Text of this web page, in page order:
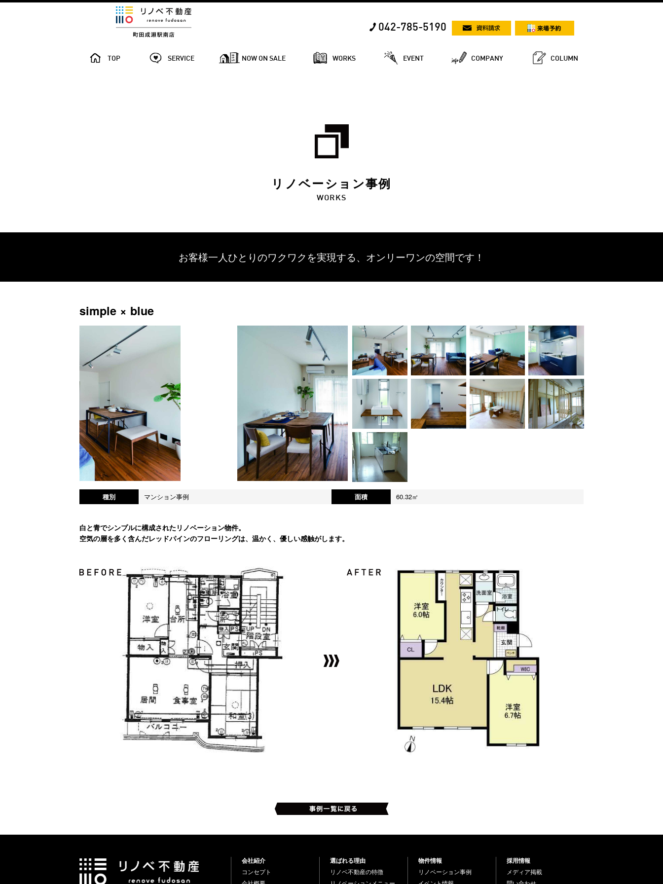
042-785-5190
TOP SERVICE NOW ON SALE WORKS EVENT COMPANY COLUMN
リノベーション事例
WORKS
お客様一人ひとりのワクワクを実現する、 オンリーワンの空間です！
simple × blue
種別 マンション事例 面積 60.32㎡
白と青でシンプルに構成されたリノベーション物件。
空気の層を多く含んだレッドパインのフローリングは、温かく、優しい感触がします。
会社紹介
コンセプト
選ばれる理由
リノベ不動産の特徴
物件情報
リノベーション事例
採用情報
メディア掲載